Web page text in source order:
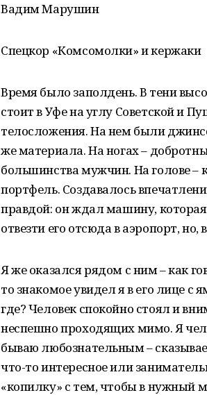
Вадим Марушин
Спецкор «Комсомолки» и кержаки
Время было заполдень. В тени
стоит в Уфе на углу Советской и
телосложения. На нем были
же материала. На ногах –
большинства мужчин. На голове –
портфель. Создавалось
правдой: он ждал машину,
отвезти его отсюда в аэропорт,
Я же оказался рядом с ним – как
то знакомое увидел я в его лице
где? Человек спокойно стоял и
неспешно проходящих мимо. Я
бываю любознательным –
что-то интересное или
«копилку» с тем, чтобы в нужный